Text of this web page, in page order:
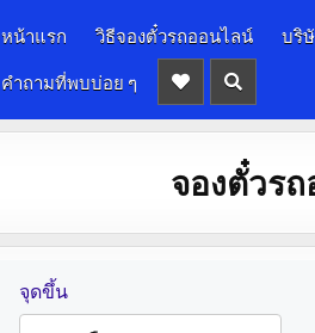
หน้าแรก วิธีจองตั๋วรถออนไลน์ บริ
คำถามที่พบบ่อย ๆ
จองตั๋วร